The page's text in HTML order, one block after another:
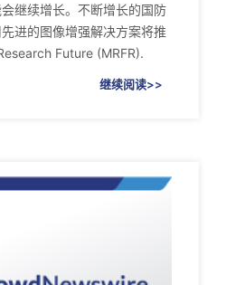
继续增长。不断增长的国防
进的图像增强解决方案将推
Future (MRFR).
继续阅读>>